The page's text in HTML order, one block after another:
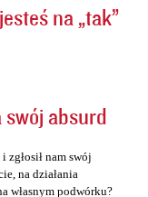
na „tak”
swój absurd
zgłosił nam swój
na działania
własnym podwórku?